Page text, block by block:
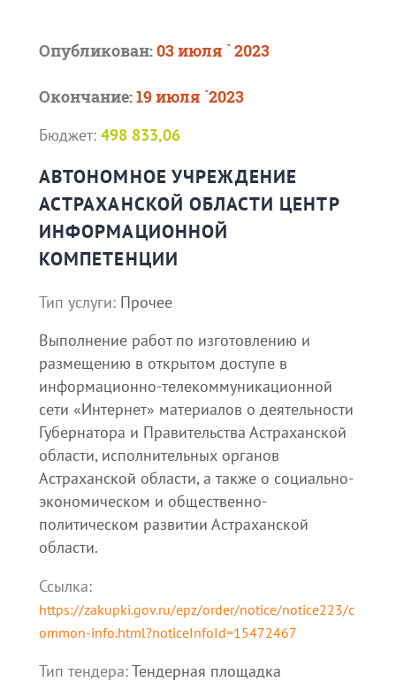
Опубликован:03 июля ` 2023
Окончание:19 июля `2023
Бюджет: 498 833,06
АВТОНОМНОЕ УЧРЕЖДЕНИЕ
АСТРАХАНСКОЙ ОБЛАСТИ ЦЕНТР
ИНФОРМАЦИОННОЙ
КОМПЕТЕНЦИИ
Тип услуги: Прочее
Выполнение работ по изготовлению и
размещению в открытом доступе в
информационно-телекоммуникационной
сети «Интернет» материалов о деятельности
Губернатора и Правительства Астраханской
области, исполнительных органов
Астраханской области, а также о социально-
экономическом и общественно-
политическом развитии Астраханской
области.
Ссылка:
https://zakupki.gov.ru/epz/order/notice/notice223/c
ommon-info.html?noticeInfoId=15472467
Тип тендера:Тендерная площадка